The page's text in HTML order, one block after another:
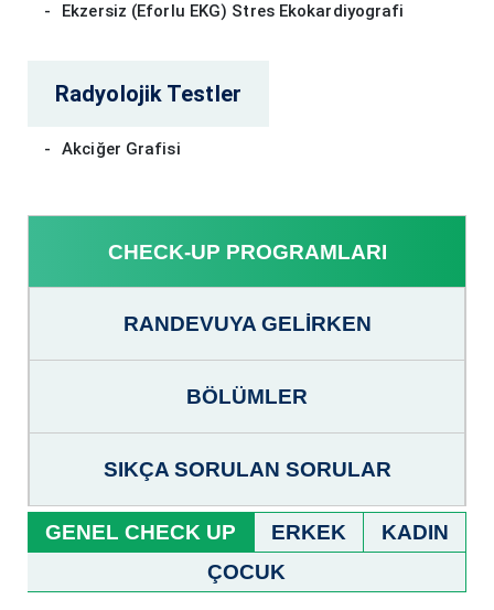
Ekzersiz (Eforlu EKG) Stres Ekokardiyografi
Radyolojik Testler
Akciğer Grafisi
CHECK-UP PROGRAMLARI
RANDEVUYA GELIRKEN
BÖLÜMLER
SIKÇA SORULAN SORULAR
GENEL CHECK UP ERKEK
KADIN
ÇOCUK